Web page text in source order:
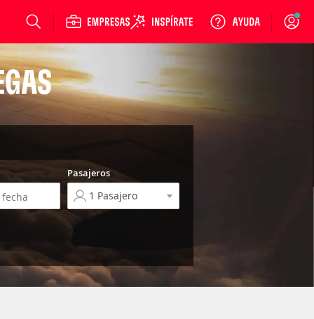
Login
Pasajeros